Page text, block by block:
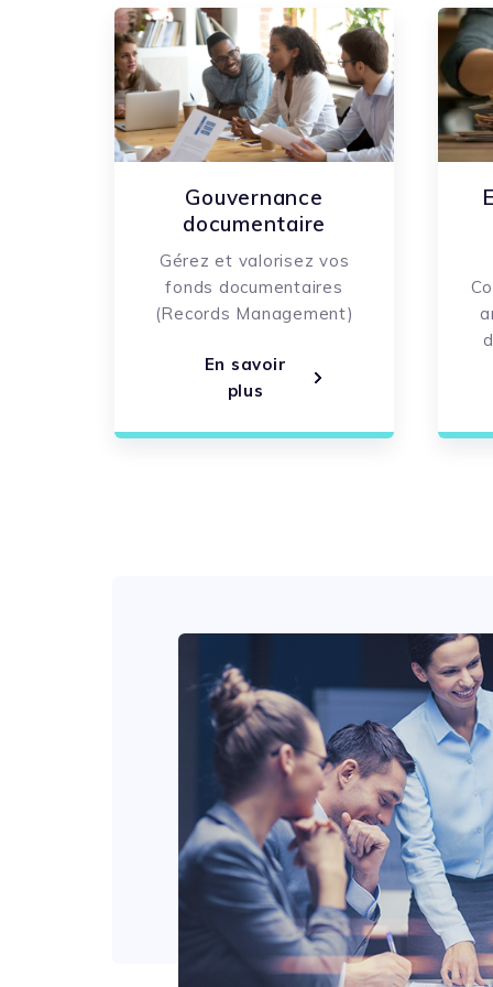
Gouvernance
documentaire
Gérez et valorisez vos
fonds documentaires
(Records Management)
En savoir
plus